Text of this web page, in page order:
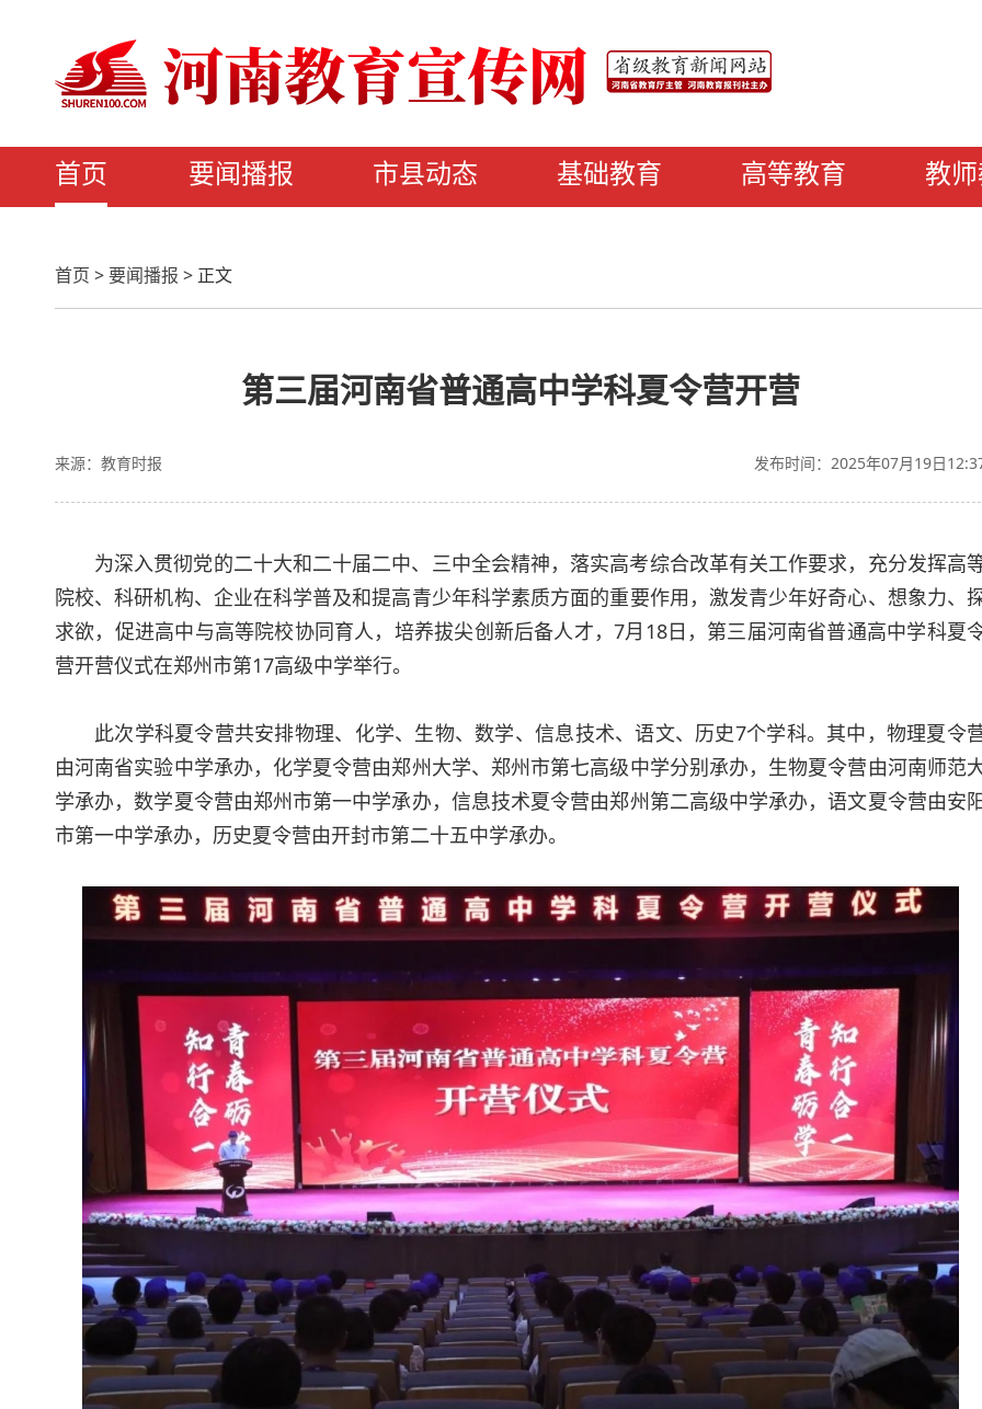
首页 要闻播报 市县动态 基础教育 高等教育 教
首页 >要闻播报 > 正文
第三届河南省普通高中学科夏令营开营
发布时间：2025年07月19日
来源：教育时报
为深入贯彻党的二十大和二十届二中、三中全会精神，落实高考综合改革有关工作要求，充分发挥高
院校、科研机构、企业在科学普及和提高青少年科学素质方面的重要作用，激发青少年好奇心、想象力、
求欲，促进高中与高等院校协同育人，培养拔尖创新后备人才，7月18日，第三届河南省普通高中学科夏
营开营仪式在郑州市第17高级中学举行。
此次学科夏令营共安排物理、化学、生物、数学、信息技术、语文、历史7个学科。其中，物理夏令
由河南省实验中学承办，化学夏令营由郑州大学、郑州市第七高级中学分别承办，生物夏令营由河南师范
学承办，数学夏令营由郑州市第一中学承办，信息技术夏令营由郑州第二高级中学承办，语文夏令营由安
市第一中学承办，历史夏令营由开封市第二十五中学承办。